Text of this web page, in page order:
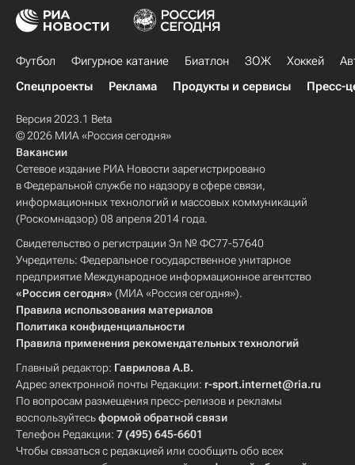
Футбол Фигурное катание Биатлон ЗОЖ Хоккей
Спецпроекты
Реклама Продукты и сервисы Пресс-
Версия 2023.1 Beta
© 2026 МИА «Россия сегодня»
Вакансии
Сетевое издание РИА Новости зарегистрировано
в Федеральной службе по надзору в сфере связи,
информационных технологий и массовых коммуникаций
(Роскомнадзор) 08 апреля 2014 года.
Свидетельство о регистрации Эл № ФС77-57640
Учредитель: Федеральное государственное унитарное
предприятие Международное информационное агентство
«Россия сегодня» (МИА «Россия сегодня»).
Правила использования материалов
Политика конфиденциальности
Правила применения рекомендательных технологий
Главный редактор: Гаврилова А.В.
Адрес электронной почты Редакции: r-sport.internet@ria.ru
По вопросам размещения пресс-релизов и рекламы
воспользуйтесьформой обратной связи
Телефон Редакции: 7 (495) 645-6601
Чтобы связаться с редакцией или сообщить обо всех